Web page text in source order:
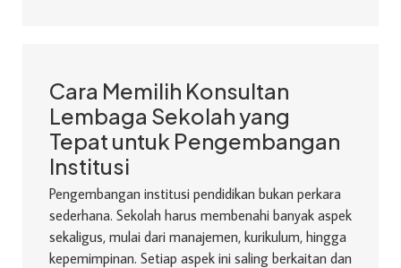
Cara Memilih Konsultan
Lembaga Sekolah yang
Tepat untuk Pengembangan
Institusi
Pengembangan institusi pendidikan bukan perkara
sederhana. Sekolah harus membenahi banyak aspek
sekaligus, mulai dari manajemen, kurikulum, hingga
kepemimpinan. Setiap aspek ini saling berkaitan dan